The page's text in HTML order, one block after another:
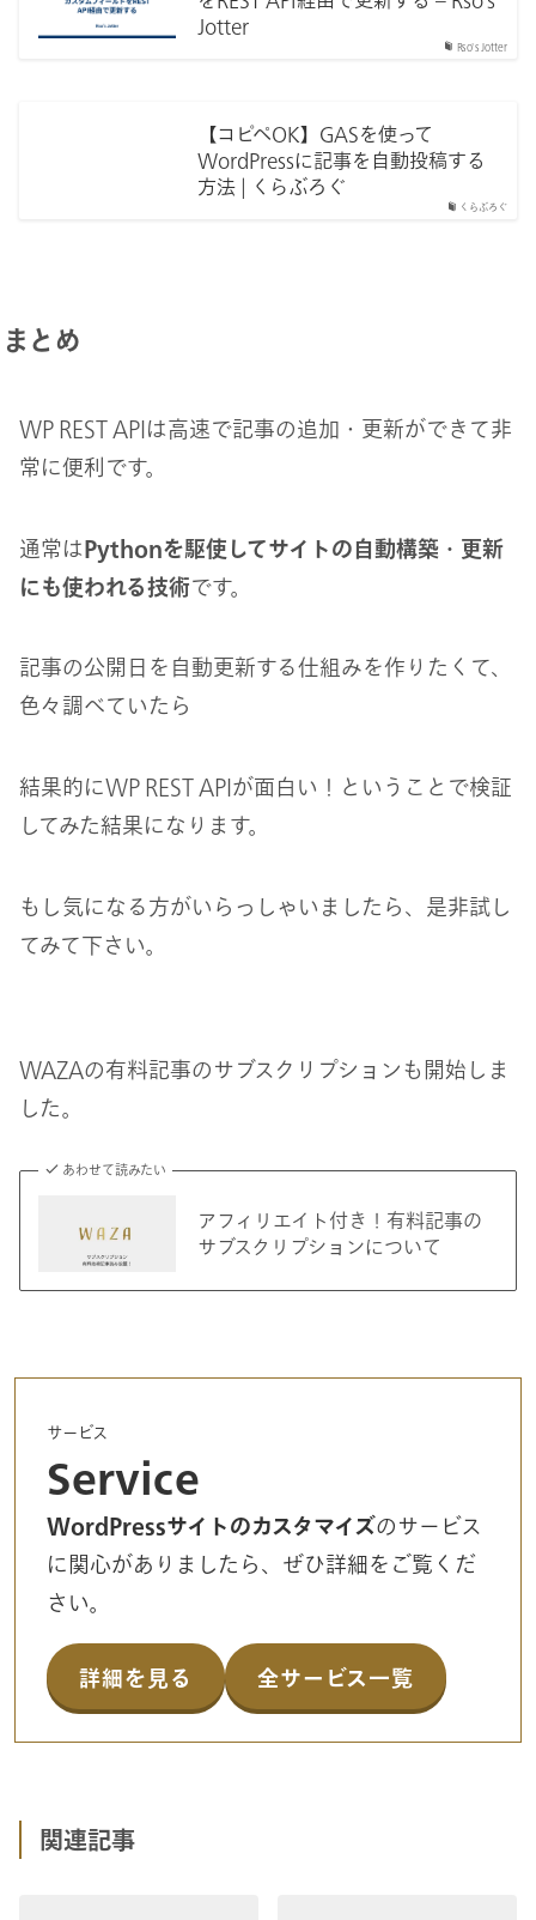
Rso's Jotter
Jotter
くらぶろぐ
【コピペOK】GASを使って
WordPressに記事を自動投稿する
方法 | くらぶろぐ
まとめ
WP REST APIは高速で記事の追加・更新ができて非
常に便利です。
通常は Pythonを駆使してサイトの自動構築・更新
にも使われる技術です。
記事の公開日を自動更新する仕組みを作りたくて、
色々調べていたら
結果的にWP REST APIが面白い！ということで検証
してみた結果になります。
もし気になる方がいらっしゃいましたら、是非試し
てみて下さい。
WAZAの有料記事のサブスクリプションも開始しま
した。
あわせて読みたい
アフィリエイト付き！有料記事の
サブスクリプションについて
サービス
Service
WordPressサイトのカスタマイズのサービス
に関心がありましたら、ぜひ詳細をご覧くだ
さい。
詳細を見る 全サービス一覧
関連記事